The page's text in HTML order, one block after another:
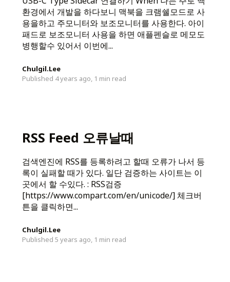
환경에서 개발을 하다보니 맥북을 크램쉘모드로 사
용을하고 주모니터와 보조모니터를 사용한다. 아이
패드로 보조모니터 사용을 하면 애플펜슬로 메모도
병행할수 있어서 이번에...
Chulgil.Lee
Published 4 years ago, 1 min read
RSS Feed 오류날때
검색엔진에 RSS를 등록하려고 할때 오류가 나서 등
록이 실패할 때가 있다. 일단 검증하는 사이트는 이
곳에서 할 수있다. : RSS검증
[https://www.compart.com/en/unicode/] 체크버
튼을 클릭하면...
Chulgil.Lee
Published 5 years ago, 1 min read